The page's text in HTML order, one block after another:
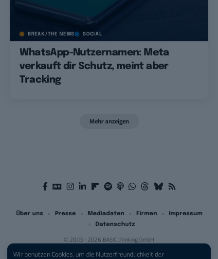
Wir benutzen Cookies, um die Nutzerfreundlichkeit der
BREAK/THE NEWS SOCIAL
WhatsApp-Nutzernamen: Meta
verkauft dir Schutz, meint aber
Tracking
Mehr anzeigen
© 2003 - 2026 BASIC thinking GmbH
Über uns Presse Mediadaten Firmen
Impressum
Datenschutz